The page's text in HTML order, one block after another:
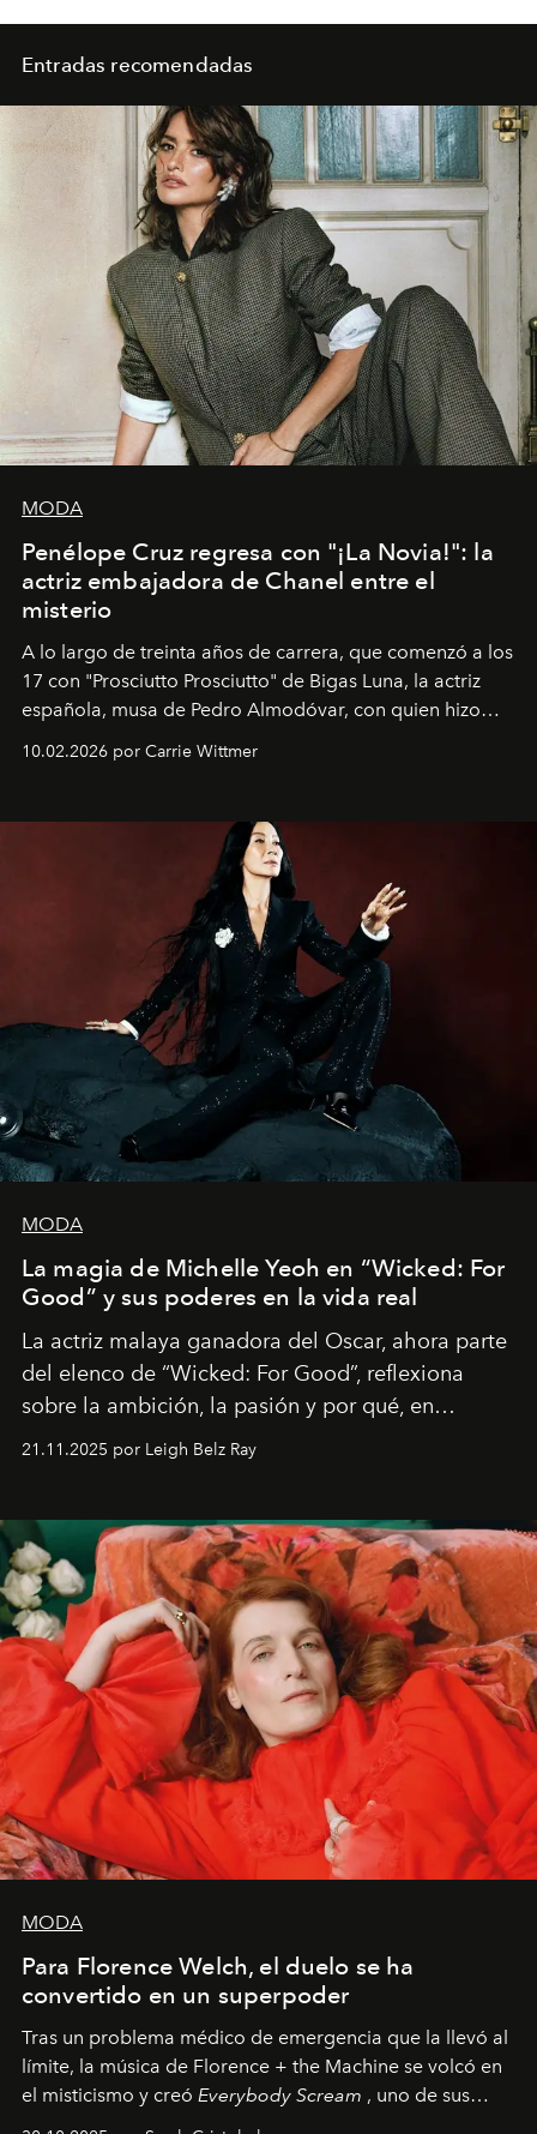
Entradas recomendadas
MODA
Penélope Cruz regresa con "¡La Novia!": la
actriz embajadora de Chanel entre el
misterio
A lo largo de treinta años de carrera, que comenzó a los
17 con "Prosciutto Prosciutto" de Bigas Luna, la actriz
española, musa de Pedro Almodóvar, con quien hizo
Barcelona", ha dividido su tiempo entre Europa y
dirigida por Maggie Gyllenhaal.
10.02.2026 por Carrie Wittmer
MODA
La magia de Michelle Yeoh en “Wicked: For
Good” y sus poderes en la vida real
La actriz malaya ganadora del Oscar, ahora parte
del elenco de “Wicked: For Good”, reflexiona
sobre la ambición, la pasión y por qué, en
ocasiones, la introspección puede esperar. “Es
importa si no lo entienden’”, confiesa.
21.11.2025 por Leigh Belz Ray
MODA
Para Florence Welch, el duelo se ha
convertido en un superpoder
Tras un problema médico de emergencia que la llevó al
límite, la música de Florence + the Machine se volcó en
el misticismo y creó Everybody Scream , uno de sus